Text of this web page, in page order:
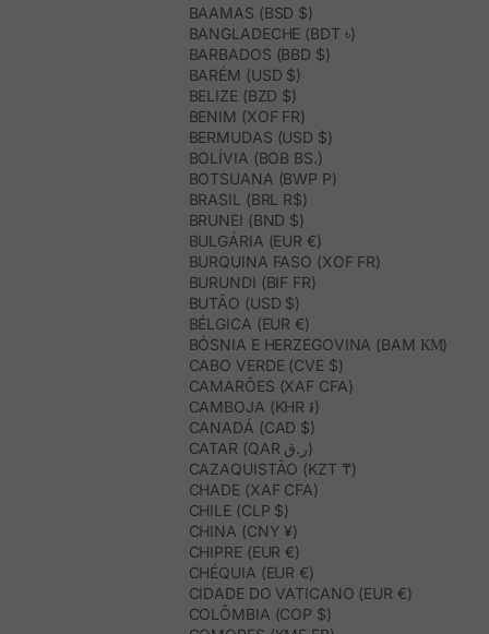
BAAMAS (BSD $)
BANGLADECHE (BDT ৳)
BARBADOS (BBD $)
BARÉM (USD $)
BELIZE (BZD $)
BENIM (XOF FR)
BERMUDAS (USD $)
BOLÍVIA (BOB BS.)
BOTSUANA (BWP P)
BRASIL (BRL R$)
BRUNEI (BND $)
BULGÁRIA (EUR €)
BURQUINA FASO (XOF FR)
BURUNDI (BIF FR)
BUTÃO (USD $)
BÉLGICA (EUR €)
BÓSNIA E HERZEGOVINA (BAM КМ)
CABO VERDE (CVE $)
CAMARÕES (XAF CFA)
CAMBOJA (KHR ៛)
CANADÁ (CAD $)
CATAR (QAR ر.ق)
CAZAQUISTÃO (KZT ₸)
CHADE (XAF CFA)
CHILE (CLP $)
CHINA (CNY ¥)
CHIPRE (EUR €)
CHÉQUIA (EUR €)
CIDADE DO VATICANO (EUR €)
COLÔMBIA (COP $)